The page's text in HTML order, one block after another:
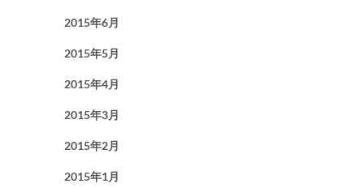
2015年6月
2015年5月
2015年4月
2015年3月
2015年2月
2015年1月